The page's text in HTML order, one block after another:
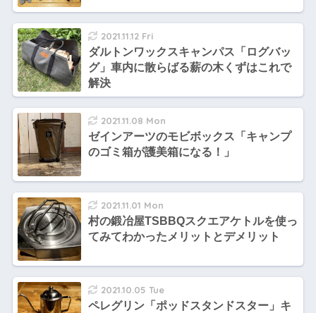
2021.11.12 Fri
ダルトンワックスキャンパス「ログバッ
グ」車内に散らばる薪の木くずはこれで
解決
2021.11.08 Mon
ゼインアーツのモビボックス「キャンプ
のゴミ箱が護美箱になる！」
2021.11.01 Mon
村の鍛冶屋TSBBQスクエアケトルを使っ
てみてわかったメリットとデメリット
2021.10.05 Tue
ペレグリン「ポッドスタンドスター」キ